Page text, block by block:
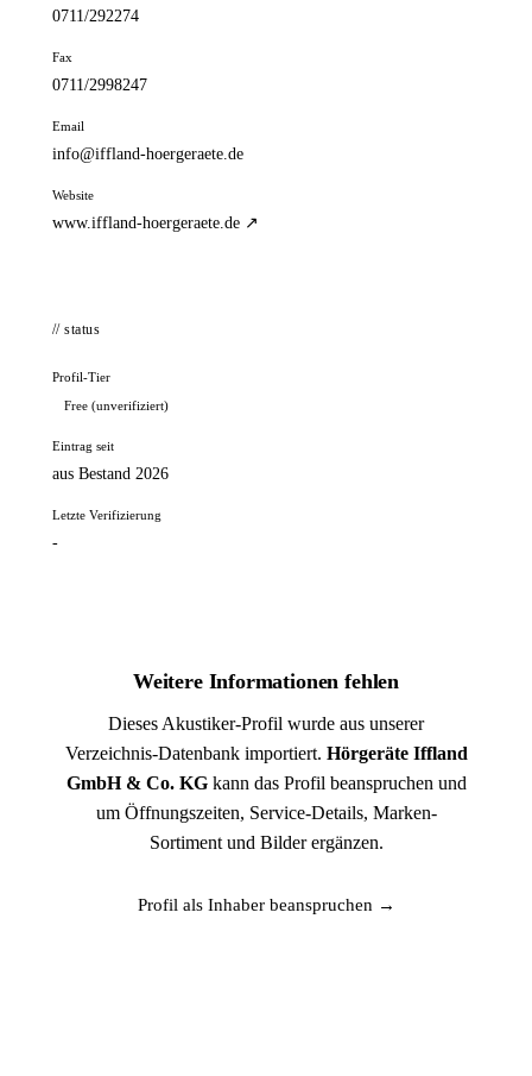
0711/292274
Fax
0711/2998247
Email
info@iffland-hoergeraete.de
Website
www.iffland-hoergeraete.de ↗
// status
Profil-Tier
Free (unverifiziert)
Eintrag seit
aus Bestand 2026
Letzte Verifizierung
-
Weitere Informationen fehlen
Dieses Akustiker-Profil wurde aus unserer
Verzeichnis-Datenbank importiert. Hörgeräte Iffland
GmbH & Co. KGkann das Profil beanspruchen und
um Öffnungszeiten, Service-Details, Marken-
Sortiment und Bilder ergänzen.
Profil als Inhaber beanspruchen →